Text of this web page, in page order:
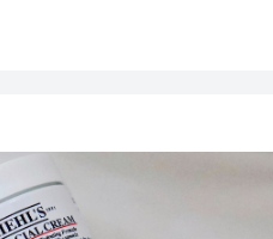
補 推動科創合作